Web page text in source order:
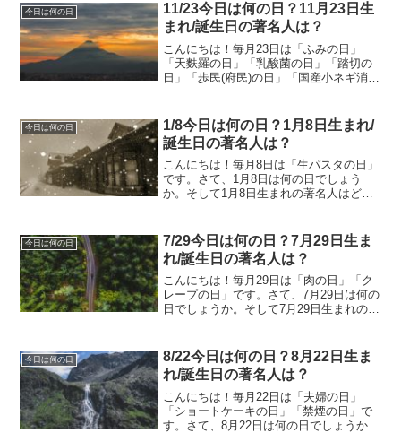
今日は何の日
11/23今日は何の日？11月23日生
まれ/誕生日の著名人は？
こんにちは！毎月23日は「ふみの日」
「天麩羅の日」「乳酸菌の日」「踏切の
日」「歩民(府民)の日」「国産小ネギ消費
著名人はどんな人がいるのでしょうか。
11/23今...
今日は何の日
1/8今日は何の日？1月8日生まれ/
誕生日の著名人は？
こんにちは！毎月8日は「生パスタの日」
です。さて、1月8日は何の日でしょう
か。そして1月8日生まれの著名人はどん
月8日は何の日？ 外国郵便の日1875年の
この日...
今日は何の日
7/29今日は何の日？7月29日生ま
れ/誕生日の著名人は？
こんにちは！毎月29日は「肉の日」「ク
レープの日」です。さて、7月29日は何の
日でしょうか。そして7月29日生まれの著
日の著名人は？7月29日は何の日？アマチ
ュア...
今日は何の日
8/22今日は何の日？8月22日生ま
れ/誕生日の著名人は？
こんにちは！毎月22日は「夫婦の日」
「ショートケーキの日」「禁煙の日」で
す。さて、8月22日は何の日でしょうか。